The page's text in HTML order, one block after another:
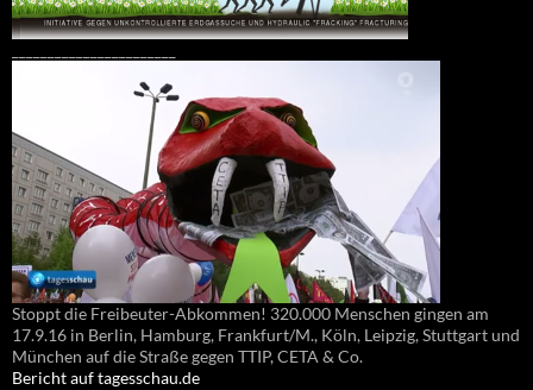
Stoppt die Freibeuter-Abkommen! 320.000 Menschen gingen am
17.9.16 in Berlin, Hamburg, Frankfurt/M., Köln, Leipzig, Stuttgart und
München auf die Straße gegen TTIP, CETA & Co.
Bericht auf tagesschau.de